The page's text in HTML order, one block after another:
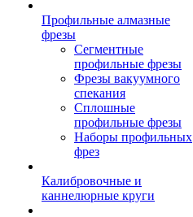
Профильные алмазные
фрезы
Сегментные
профильные фрезы
Фрезы вакуумного
спекания
Сплошные
профильные фрезы
Наборы профильных
фрез
Калибровочные и
каннелюрные круги